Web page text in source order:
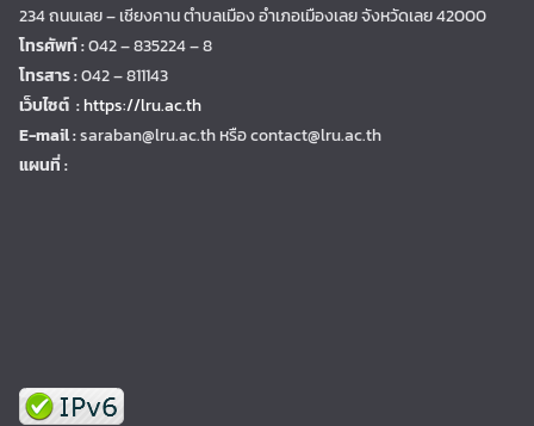
234 ถนนเลย – เชียงคาน ตำบลเมือง อำเภอเมืองเลย จังหวัดเลย 42000
โทรศัพท์ :042 – 835224 – 8
โทรสาร :042 – 811143
เว็บไซต์ :https://lru.ac.th
E-mail :saraban@lru.ac.thหรือ contact@lru.ac.th
แผนที่ :